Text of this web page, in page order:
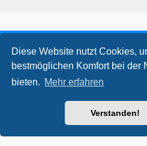
Diese Website nutzt Cookies,
bestmöglichen Komfort bei der
bieten. Mehr erfahren
Verstanden!
metrolike style by Eric Seguin
Powered byphpBB ® Forum
Deutsche Übersetzung